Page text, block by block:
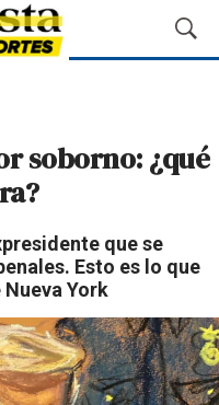
M
o
a
r
q
e
d
a
soborno: ¿qué
que se
Esto es lo que
York